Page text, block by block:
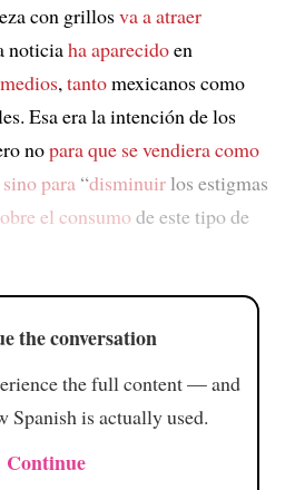
con grillosva a atraer
noticiaha aparecidoen
medios, tantomexicanos como
Esa era la intención de los
nopara que se vendieracomo
sino para “disminuirlos estigmas
el consumo de este tipo de
the conversation
the full content — and
Spanish is actually used.
Continue